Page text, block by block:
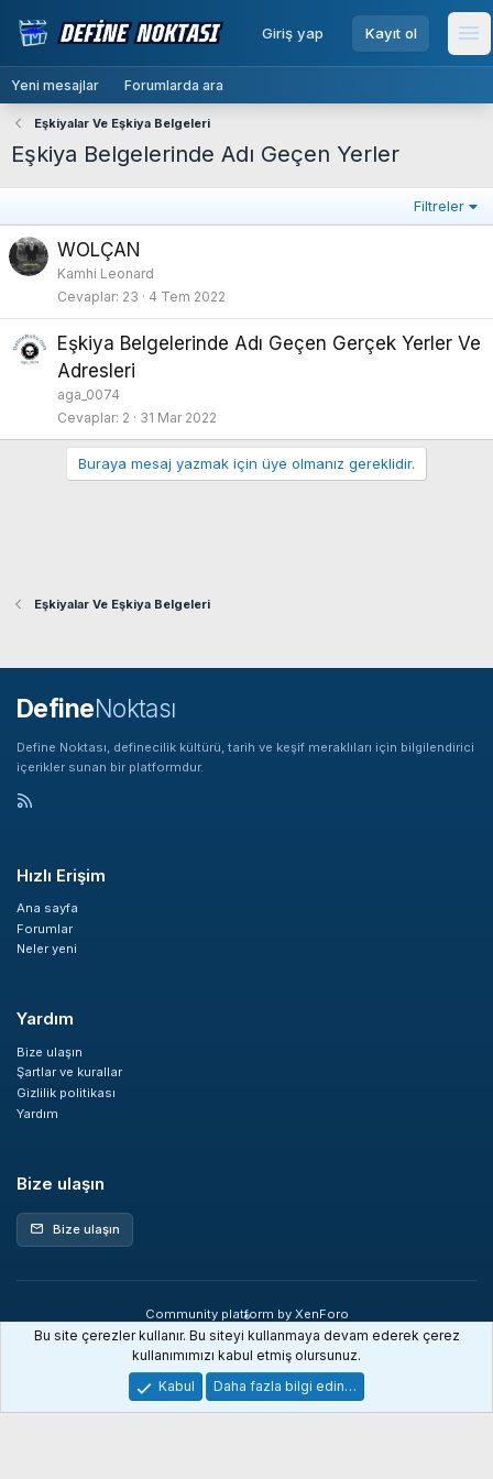
Giriş yap Kayıt ol menu
Yeni mesajlar Forumlarda ara
Eşkiyalar Ve Eşkiya Belgeleri
Eşkiya Belgelerinde Adı Geçen Yerler
Filtreler
WOLÇAN
Kamhi Leonard
Cevaplar 23 4 Tem 2022
Eşkiya Belgelerinde Adı Geçen Gerçek Yerler Ve
Adresleri
aga_0074
Cevaplar 2 31 Mar 2022
Buraya mesaj yazmak için üye olmanız gereklidir.
Eşkiyalar Ve Eşkiya Belgeleri
DefineNoktası
Define Noktası, definecilik kültürü, tarih ve keşif meraklıları için bilgilendirici
içerikler sunan bir platformdur.
Hızlı Erişim
Ana sayfa
Forumlar
Neler yeni
Yardım
Bize ulaşın
Şartlar ve kurallar
Gizlilik politikası
Yardım
Bize ulaşın
mail Bize ulaşın
Community platform by XenForo
®
© 2010-2026 XenForo Ltd.
XenDev Forum İstatistik sistemi
Bu site çerezler kullanır. Bu siteyi kullanmaya devam ederek çerez
kullanımımızı kabul etmiş olursunuz.
Kabul
Daha fazla bilgi edin…